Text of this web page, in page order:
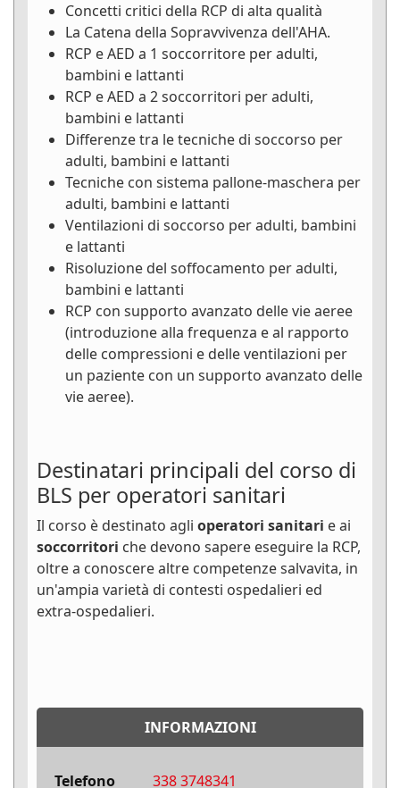
Concetti critici della RCP di alta qualità
La Catena della Sopravvivenza dell'AHA.
RCP e AED a 1 soccorritore per adulti,
bambini e lattanti
RCP e AED a 2 soccorritori per adulti,
bambini e lattanti
Differenze tra le tecniche di soccorso per
adulti, bambini e lattanti
Tecniche con sistema pallone-maschera per
adulti, bambini e lattanti
Ventilazioni di soccorso per adulti, bambini
e lattanti
Risoluzione del soffocamento per adulti,
bambini e lattanti
RCP con supporto avanzato delle vie aeree
(introduzione alla frequenza e al rapporto
delle compressioni e delle ventilazioni per
un paziente con un supporto avanzato delle
vie aeree).
Destinatari principali del corso di
BLS per operatori sanitari
Il corso è destinato agli operatori sanitari e ai
soccorritori che devono sapere eseguire la RCP,
oltre a conoscere altre competenze salvavita, in
un'ampia varietà di contesti ospedalieri ed
extra-ospedalieri.
INFORMAZIONI
Telefono
338 3748341